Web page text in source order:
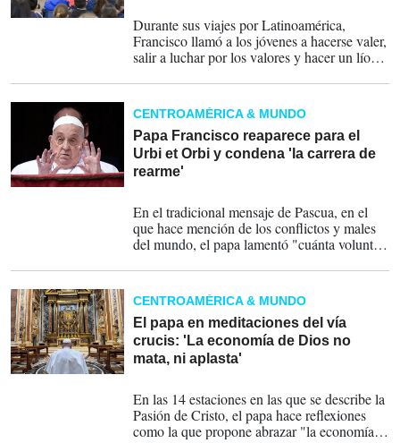
Durante sus viajes por Latinoamérica,
Francisco llamó a los jóvenes a hacerse valer,
salir a luchar por los valores y hacer un lío
CENTROAMÉRICA & MUNDO
Papa Francisco reaparece para el
Urbi et Orbi y condena 'la carrera de
rearme'
En el tradicional mensaje de Pascua, en el
que hace mención de los conflictos y males
del mundo, el papa lamentó "cuánta voluntad
conflictos que afectan a diferentes partes del
mundo".
CENTROAMÉRICA & MUNDO
El papa en meditaciones del vía
crucis: 'La economía de Dios no
mata, ni aplasta'
En las 14 estaciones en las que se describe la
Pasión de Cristo, el papa hace reflexiones
como la que propone abrazar "la economía